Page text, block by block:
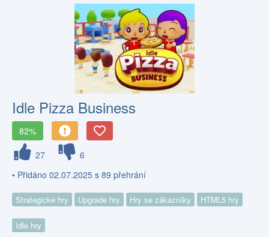
Idle Pizza Business
82%
27
6
• Přidáno 02.07.2025 s 89 přehrání
Strategické hry Upgrade hry Hry se zákazníky HTML5 hry
Idle hry